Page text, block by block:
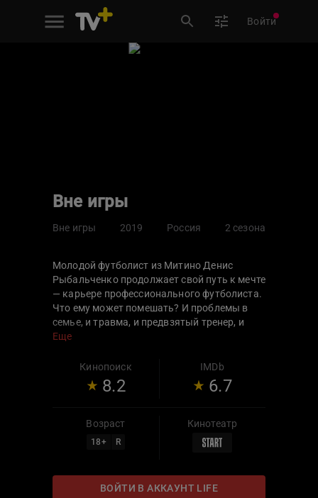
Войти
Вне игры
Вне игры 2019 Россия 2 сезона
Молодой футболист из Митино Денис
Рыбальченко продолжает свой путь к мечте
— карьере профессионального футболиста.
Что ему может помешать? И проблемы в
семье, и травма, и предвзятый тренер, и
алчность футбольных агентов, и даже
Еще
Кинопоиск
8.2
IMDb
6.7
Возраст
18+ R
Кинотеатр
ВОЙТИ В АККАУНТ LIFE